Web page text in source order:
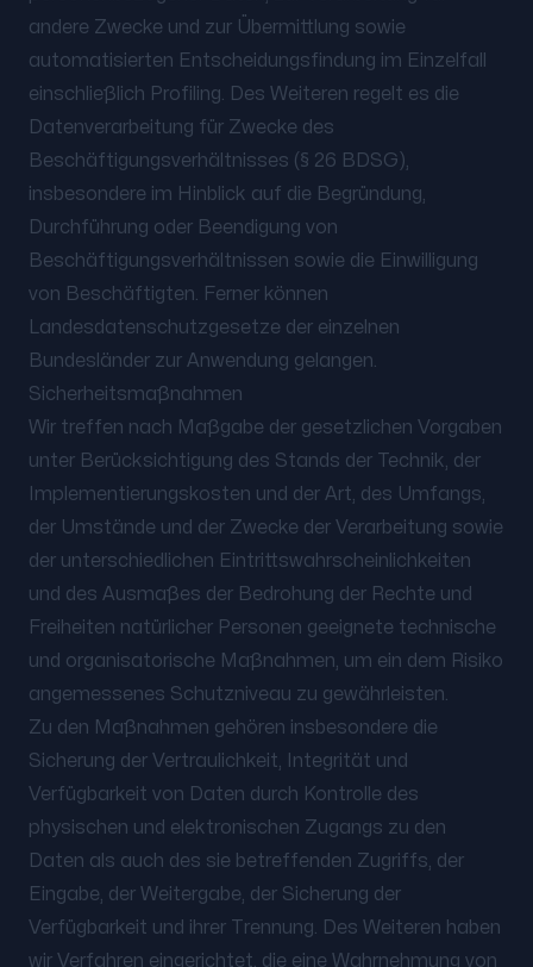
andere Zwecke und zur Übermittlung sowie
automatisierten Entscheidungsfindung im Einzelfall
einschließlich Profiling. Des Weiteren regelt es die
Datenverarbeitung für Zwecke des
Beschäftigungsverhältnisses (§ 26 BDSG),
insbesondere im Hinblick auf die Begründung,
Durchführung oder Beendigung von
Beschäftigungsverhältnissen sowie die Einwilligung
von Beschäftigten. Ferner können
Landesdatenschutzgesetze der einzelnen
Bundesländer zur Anwendung gelangen.
Sicherheitsmaßnahmen
Wir treffen nach Maßgabe der gesetzlichen Vorgaben
unter Berücksichtigung des Stands der Technik, der
Implementierungskosten und der Art, des Umfangs,
der Umstände und der Zwecke der Verarbeitung sowie
der unterschiedlichen Eintrittswahrscheinlichkeiten
und des Ausmaßes der Bedrohung der Rechte und
Freiheiten natürlicher Personen geeignete technische
und organisatorische Maßnahmen, um ein dem Risiko
angemessenes Schutzniveau zu gewährleisten.
Zu den Maßnahmen gehören insbesondere die
Sicherung der Vertraulichkeit, Integrität und
Verfügbarkeit von Daten durch Kontrolle des
physischen und elektronischen Zugangs zu den
Daten als auch des sie betreffenden Zugriffs, der
Eingabe, der Weitergabe, der Sicherung der
Verfügbarkeit und ihrer Trennung. Des Weiteren haben
wir Verfahren eingerichtet, die eine Wahrnehmung von